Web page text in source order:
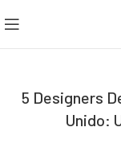
5 Designers
Unido: